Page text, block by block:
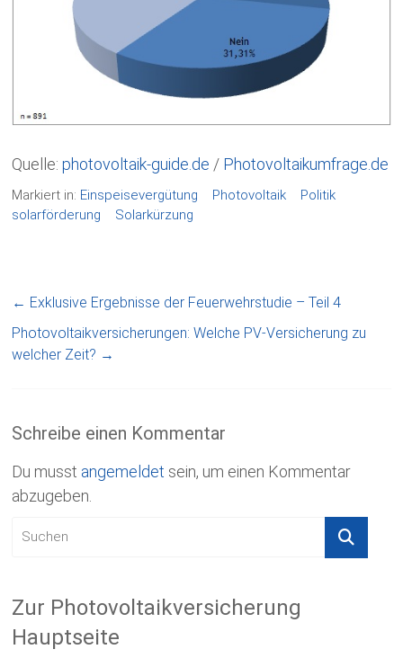
Quelle:photovoltaik-guide.de / Photovoltaikumfrage.de
Markiert in: Einspeisevergütung Photovoltaik
Politik
solarförderung
Solarkürzung
← Exklusive Ergebnisse der Feuerwehrstudie – Teil 4
Photovoltaikversicherungen: Welche PV-Versicherung zu
welcher Zeit? →
Schreibe einen Kommentar
Du musst angemeldet sein, um einen Kommentar
abzugeben.
Zur Photovoltaikversicherung
Hauptseite